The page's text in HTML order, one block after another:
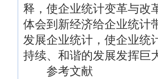
释，使企业统计变革与改
体会到新经济给企业统计
发展企业统计，使企业统
持续、和谐的发展发挥巨
参考文献